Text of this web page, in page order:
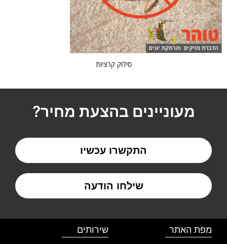
סילוק קרציות
מעוניינים בהצעת מחיר?
התקשרו עכשיו
שילחו הודעה
מפת האתר שירותים